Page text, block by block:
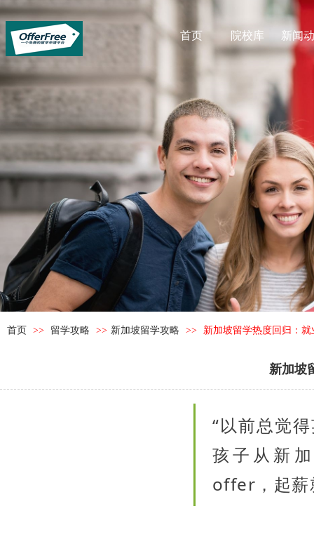
首页 院校库 新闻
首页 >> 留学攻略 >> 新加坡留学攻略 >> 新加坡留学热度回归：
新加坡
“以前总觉
孩子从新
offer，起薪